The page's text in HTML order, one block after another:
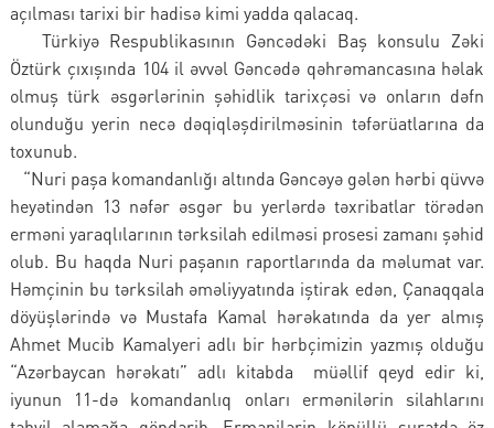
açılması tarixi bir hadisə kimi yadda qalacaq.
Türkiyə Respublikasının Gəncədəki Baş konsulu Zəki
Öztürk çıxışında 104 il əvvəl Gəncədə qəhrəmancasına həlak
olmuş türk əsgərlərinin şəhidlik tarixçəsi və onların dəfn
olunduğu yerin necə dəqiqləşdirilməsinin təfərüatlarına da
toxunub.
“Nuri paşa komandanlığı altında Gəncəyə gələn hərbi qüvvə
heyətindən 13 nəfər əsgər bu yerlərdə təxribatlar törədən
erməni yaraqlılarının tərksilah edilməsi prosesi zamanı şəhid
olub. Bu haqda Nuri paşanın raportlarında da məlumat var.
Həmçinin bu tərksilah əməliyyatında iştirak edən, Çanaqqala
döyüşlərində və Mustafa Kamal hərəkatında da yer almış
Ahmet Mucib Kamalyeri adlı bir hərbçimizin yazmış olduğu
“Azərbaycan hərəkatı” adlı kitabda müəllif qeyd edir ki,
iyunun 11-də komandanlıq onları ermənilərin silahlarını